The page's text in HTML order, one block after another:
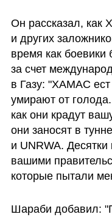
Он рассказал,
и других
время как боевики
за счет
в Газу: "ХАМАС ест
умирают от
как они крадут
они заносят в
и UNRWA.
вашими
которые пытали
Шараби добавил: